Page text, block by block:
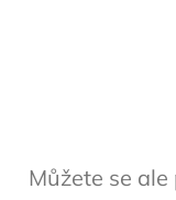
Můžete se